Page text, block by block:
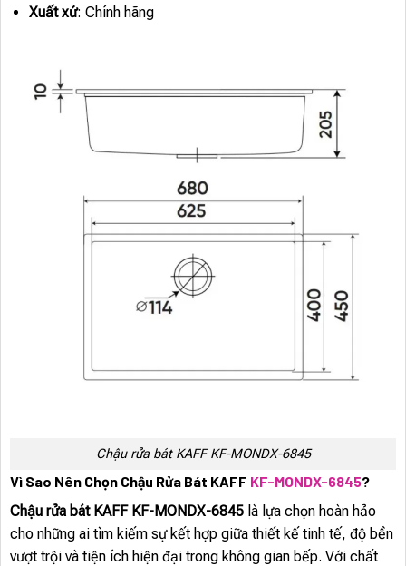
Xuất xứ: Chính hãng
Chậu rửa bát KAFF KF-MONDX-6845
Vì Sao Nên Chọn Chậu Rửa Bát KAFF KF-MONDX-6845?
Chậu rửa bát KAFF KF-MONDX-6845 là lựa chọn hoàn hảo
cho những ai tìm kiếm sự kết hợp giữa thiết kế tinh tế, độ bền
vượt trội và tiện ích hiện đại trong không gian bếp. Với chất